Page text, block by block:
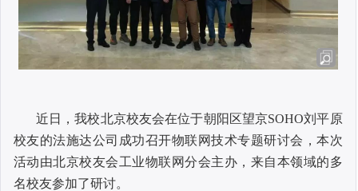
近日，我校北京校友会在位于朝阳区望京SOHO刘平原
校友的法施达公司成功召开物联网技术专题研讨会，本次
活动由北京校友会工业物联网分会主办，来自本领域的多
名校友参加了研讨。